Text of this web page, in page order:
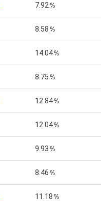
7.92％
8.58％
14.04％
8.75％
12.84％
12.04％
9.93％
8.46％
11.18％